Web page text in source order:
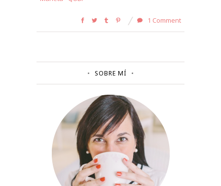
1 Comment
SOBRE MÍ